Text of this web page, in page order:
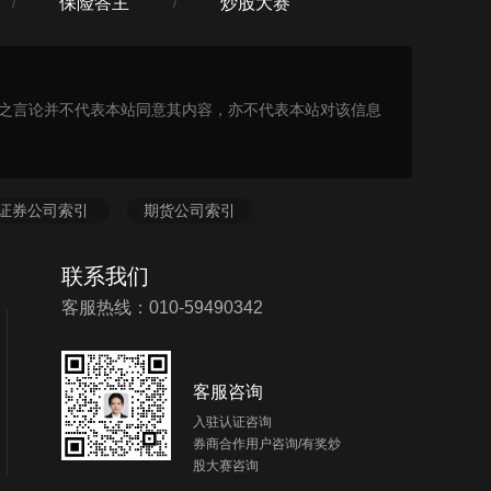
/ /
论并不代表本站同意其内容，亦不代表本站对该信息
券公司索引 期货公司索引
联系我们
客服热线：010-59490342
客服咨询
入驻认证咨询
券商合作用户咨询/有奖炒
股大赛咨询